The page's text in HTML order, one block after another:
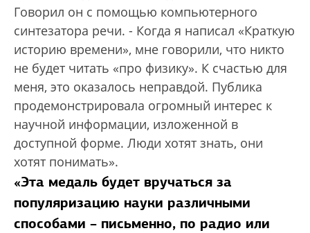
Говорил он с помощью компьютерного
синтезатора речи. - Когда я написал «Краткую
историю времени», мне говорили, что никто
не будет читать «про физику». К счастью для
меня, это оказалось неправдой. Публика
продемонстрировала огромный интерес к
научной информации, изложенной в
доступной форме. Люди хотят знать, они
хотят понимать».
«Эта медаль будет вручаться за
популяризацию науки различными
способами – письменно, по радио или